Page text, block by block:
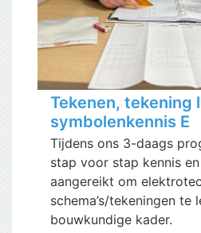
Tekenen, tekening
symbolenkennis E
Tijdens ons 3-daags
stap voor stap kennis
aangereikt om
schema’s/tekeningen te
bouwkundige kader.